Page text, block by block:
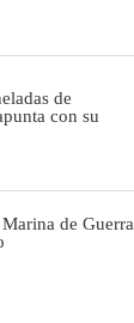
de
con su
de Guerra